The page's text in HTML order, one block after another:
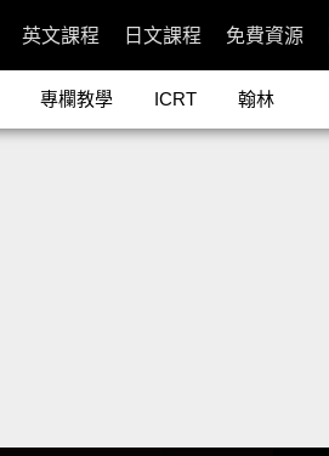
英文課程 日文課程 免費資源
專欄教學 ICRT 翰林